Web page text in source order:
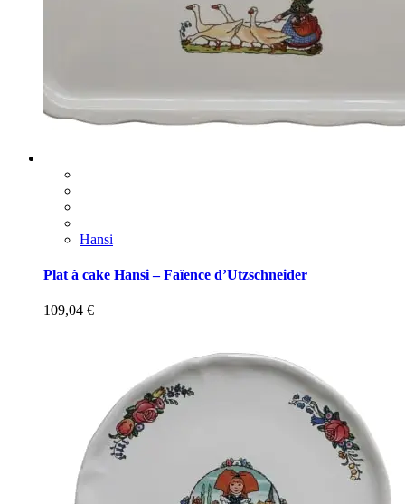
Hansi
Plat à cake Hansi – Faïence d’Utzschneider
109,04 €